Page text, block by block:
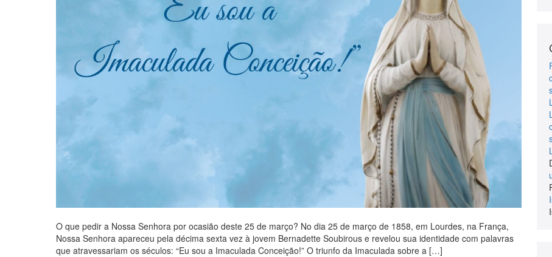
O que pedir a Nossa Senhora por ocasião deste 25 de março? No dia 25 de março de 1858, em Lourdes, na França,
Nossa Senhora apareceu pela décima sexta vez à jovem Bernadette Soubirous e revelou sua identidade com palavras
que atravessariam os séculos: “Eu sou a Imaculada Conceição!” O triunfo da Imaculada sobre a […]